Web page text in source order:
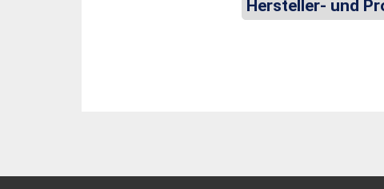
Hersteller- und